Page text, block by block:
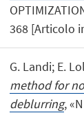
368 [Articolo
G. Landi; E.
method for
deblurring,